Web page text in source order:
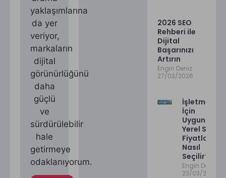
yaklaşımlarına
da yer
veriyor,
markaların
dijital
görünürlüğünü
daha
güçlü
ve
sürdürülebilir
hale
getirmeye
odaklanıyorum.
2026 SEO
Rehberi ile
Dijital
Başarınızı
Artırın
Engin Deniz
27/03/2026
İşletmeler
İçin
Uygun
Yerel SEO
Fiyatları
Nasıl
Seçilir?
Engin Deniz
23/03/2026